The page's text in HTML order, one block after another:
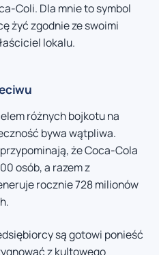
Coli. Dla mnie to symbol
żyć zgodnie ze swoimi
lokalu.
różnych bojkotu na
bywa wątpliwa.
że Coca-Cola
osób, a razem z
rocznie 728 milionów
są gotowi ponieść
z kultowego